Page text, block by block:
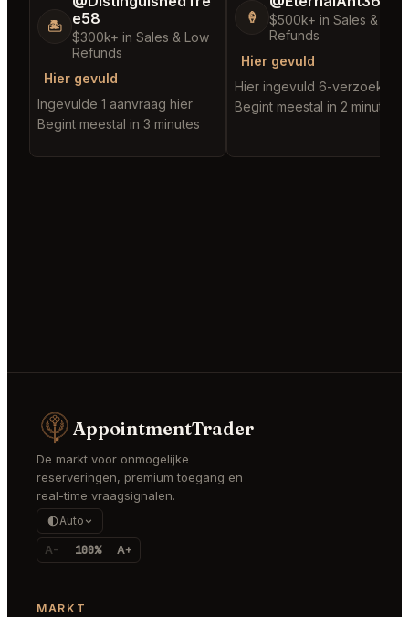
🏝️
e58
$300k+ in Sales & Low
Refunds
Hier gevuld
Ingevulde 1 aanvraag hier
Begint meestal in 3 minutes
🍦
$500k+ in Sales & Low
Refunds
Hier gevuld
Hier ingevuld 6-verzoeken
Begint meestal in 2 minutes
AppointmentTrader
De markt voor onmogelijke
reserveringen, premium toegang en
real-time vraagsignalen.
Auto
A- 100% A+
MARKT